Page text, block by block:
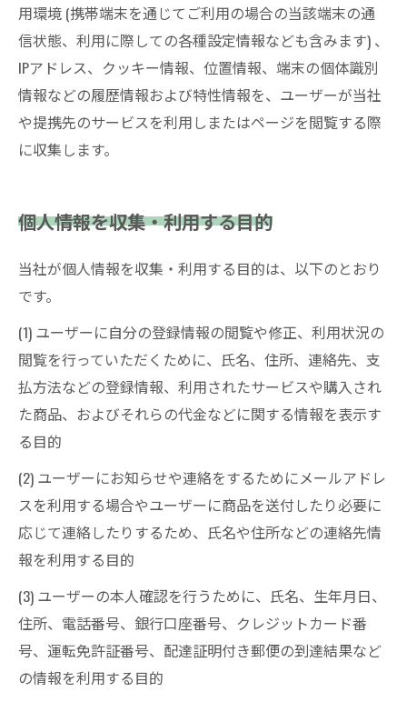
用環境 (携帯端末を通じてご利用の場合の当該端末の通
信状態、利用に際しての各種設定情報なども含みます) 、
IPアドレス、クッキー情報、位置情報、端末の個体識別
情報などの履歴情報および特性情報を、ユーザーが当社
や提携先のサービスを利用しまたはページを閲覧する際
に収集します。
個人情報を収集・利用する目的
当社が個人情報を収集・利用する目的は、以下のとおり
です。
(1) ユーザーに自分の登録情報の閲覧や修正、利用状況の
閲覧を行っていただくために、氏名、住所、連絡先、支
払方法などの登録情報、利用されたサービスや購入され
た商品、およびそれらの代金などに関する情報を表示す
る目的
(2) ユーザーにお知らせや連絡をするためにメールアドレ
スを利用する場合やユーザーに商品を送付したり必要に
応じて連絡したりするため、氏名や住所などの連絡先情
報を利用する目的
(3) ユーザーの本人確認を行うために、氏名、生年月日、
住所、電話番号、銀行口座番号、クレジットカード番
号、運転免許証番号、配達証明付き郵便の到達結果など
の情報を利用する目的